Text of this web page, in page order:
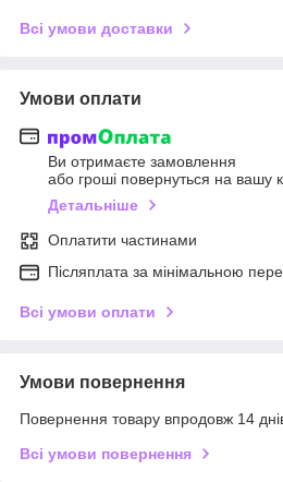
Всі умови доставки
Умови оплати
Ви отримаєте замовлення
або гроші повернуться на вашу
Детальніше
Оплатити частинами
Післяплата за мінімальною
Всі умови оплати
Умови повернення
Повернення товару впродовж 14
Всі умови повернення